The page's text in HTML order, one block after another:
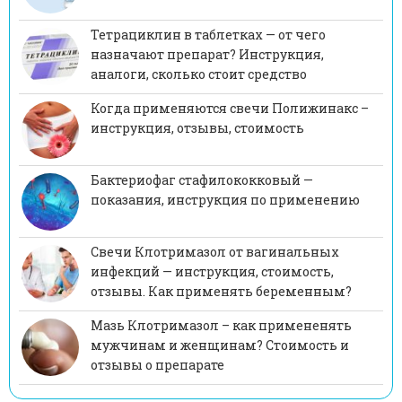
Тетрациклин в таблетках — от чего
назначают препарат? Инструкция,
аналоги, сколько стоит средство
Когда применяются свечи Полижинакс –
инструкция, отзывы, стоимость
Бактериофаг стафилококковый —
показания, инструкция по применению
Свечи Клотримазол от вагинальных
инфекций — инструкция, стоимость,
отзывы. Как применять беременным?
Мазь Клотримазол – как примененять
мужчинам и женщинам? Стоимость и
отзывы о препарате